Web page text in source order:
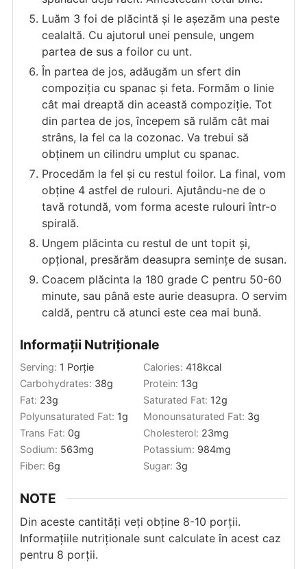
Luăm 3 foi de plăcintă și le așezăm una peste
cealaltă. Cu ajutorul unei pensule, ungem
partea de sus a foilor cu unt.
În partea de jos, adăugăm un sfert din
compoziția cu spanac și feta. Formăm o linie
cât mai dreaptă din această compoziție. Tot
din partea de jos, începem să rulăm cât mai
strâns, la fel ca la cozonac. Va trebui să
obținem un cilindru umplut cu spanac.
Procedăm la fel și cu restul foilor. La final, vom
obține 4 astfel de rulouri. Ajutându-ne de o
tavă rotundă, vom forma aceste rulouri într-o
spirală.
Ungem plăcinta cu restul de unt topit și,
opțional, presărăm deasupra semințe de susan.
Coacem plăcinta la 180 grade C pentru 50-60
minute, sau până este aurie deasupra. O servim
caldă, pentru că atunci este cea mai bună.
Informații Nutriționale
Serving: 1 Porție Calories: 418kcal
Carbohydrates: 38g Protein: 13g
Fat: 23g Saturated Fat: 12g
Polyunsaturated Fat: 1g Monounsaturated Fat: 3g
Trans Fat: 0g Cholesterol: 23mg
Sodium: 563mg Potassium: 984mg
Fiber: 6g Sugar: 3g
NOTE
Din aceste cantități veți obține 8-10 porții.
Informațiile nutriționale sunt calculate în acest caz
pentru 8 porții.